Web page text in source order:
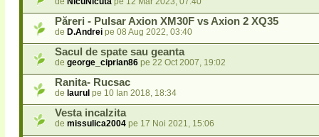
Păreri - Pulsar Axion XM30F vs Axion 2 XQ35
de D.Andrei pe 08 Aug 2022, 03:40
Sacul de spate sau geanta
de george_ciprian86 pe 22 Oct 2007, 19:02
Ranita- Rucsac
de laurul pe 10 Ian 2018, 18:34
Vesta incalzita
de missulica2004 pe 17 Noi 2021, 15:06